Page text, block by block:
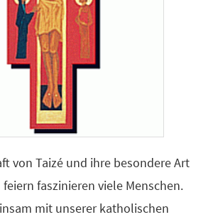
von Taizé und ihre besondere Art
faszinieren viele Menschen.
mit unserer katholischen